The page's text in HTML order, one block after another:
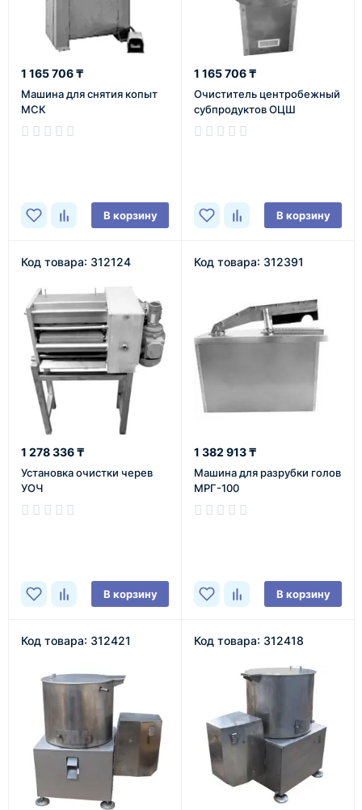
1 165 706 ₸
Машина для снятия копыт
МСК
В корзину
1 165 706 ₸
Очиститель центробежный
субпродуктов ОЦШ
В корзину
Код товара: 312124
1 278 336 ₸
Установка очистки черев
УОЧ
В корзину
Код товара: 312391
1 382 913 ₸
Машина для разрубки голов
МРГ-100
В корзину
Код товара: 312421 Код товара: 312418